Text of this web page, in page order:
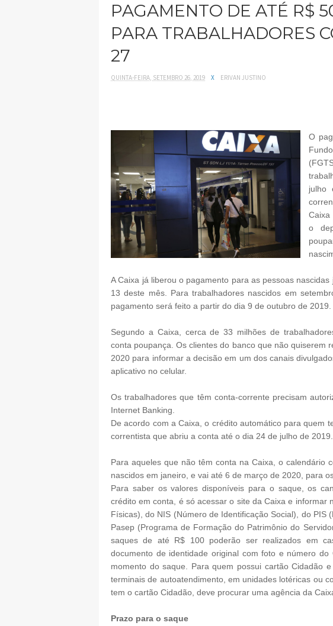
PAGAMENTO DE ATÉ R$
PARA TRABALHADORES
27
QUINTA-FEIRA, SETEMBRO 26, 2019 X ERIVAN JUSTINO
O
julho
Caixa
o
A Caixa já liberou o pagamento para as pessoas
13 deste mês. Para trabalhadores nascidos em
pagamento será feito a partir do dia 9 de outubro de 2019.
Segundo a Caixa, cerca de 33 milhões de
conta poupança. Os clientes do banco que não quiserem
2020 para informar a decisão em um dos canais
aplicativo no celular.
Os trabalhadores que têm conta-corrente precisam
Internet Banking.
De acordo com a Caixa, o crédito automático para quem
correntista que abriu a conta até o dia 24 de julho de 2019.
Para aqueles que não têm conta na Caixa, o calendário
nascidos em janeiro, e vai até 6 de março de 2020, para
Para saber os valores disponíveis para o saque, os
crédito em conta, é só acessar o site da Caixa e informar
Físicas), do NIS (Número de Identificação Social), do PIS
Pasep (Programa de Formação do Patrimônio do
saques de até R$ 100 poderão ser realizados em
documento de identidade original com foto e número
momento do saque. Para quem possui cartão Cidadão
terminais de autoatendimento, em unidades lotéricas ou
tem o cartão Cidadão, deve procurar uma agência da
Prazo para o saque